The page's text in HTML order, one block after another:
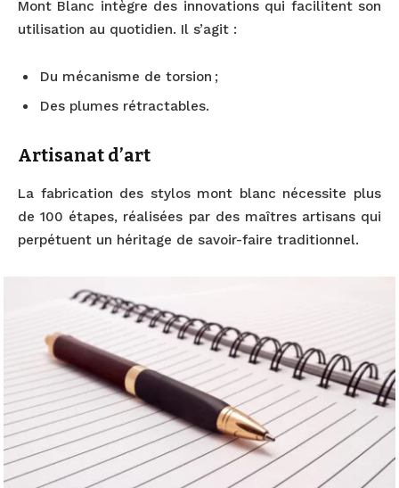
Mont Blanc intègre des innovations qui facilitent son
utilisation au quotidien. Il s’agit :
Du mécanisme de torsion ;
Des plumes rétractables.
Artisanat d’art
La fabrication des stylos mont blanc nécessite plus
de 100 étapes, réalisées par des maîtres artisans qui
perpétuent un héritage de savoir-faire traditionnel.